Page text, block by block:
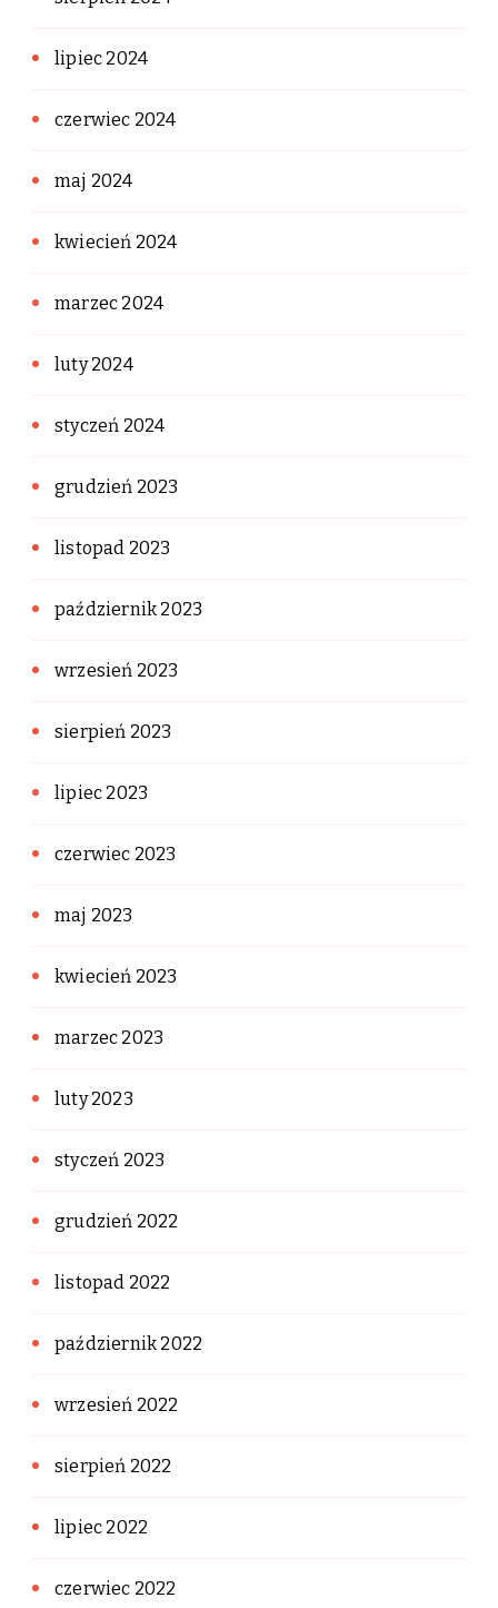
lipiec 2024
czerwiec 2024
maj 2024
kwiecień 2024
marzec 2024
luty 2024
styczeń 2024
grudzień 2023
listopad 2023
październik 2023
wrzesień 2023
sierpień 2023
lipiec 2023
czerwiec 2023
maj 2023
kwiecień 2023
marzec 2023
luty 2023
styczeń 2023
grudzień 2022
listopad 2022
październik 2022
wrzesień 2022
sierpień 2022
lipiec 2022
czerwiec 2022